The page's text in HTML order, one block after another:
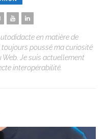
en matière de
toujours poussé ma curiosité
Je suis actuellement
interopérabilité.